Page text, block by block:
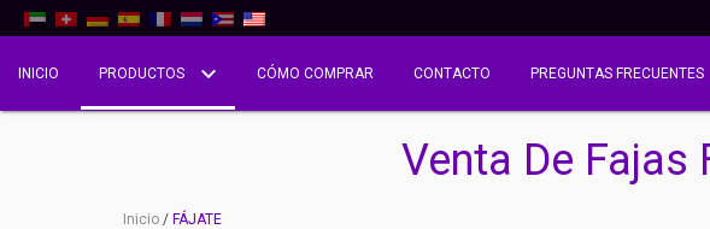
INICIO PRODUCTOS CÓMO COMPRAR CONTACTO PREGUNTAS FRECUENTES
Venta De Fajas
Inicio / FÁJATE